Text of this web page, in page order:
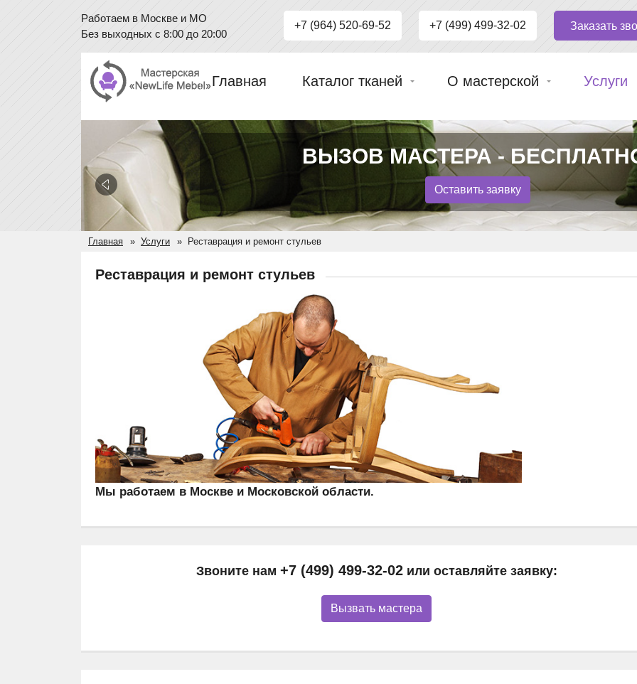
Работаем в Москве и МО
Без выходных с 8:00 до 20:00
+7 (964) 520-69-52 +7 (499) 499-32-02 Заказать
Главная Каталог тканей О мастерской Услуги
ВЫЗОВ МАСТЕРА -
Оставить заявку
Главная Услуги Реставрация и ремонт стульев
Реставрация и ремонт стульев
Мы работаем в Москве и Московской области.
Звоните нам +7 (499) 499-32-02или оставляйте заявку:
Вызвать мастера